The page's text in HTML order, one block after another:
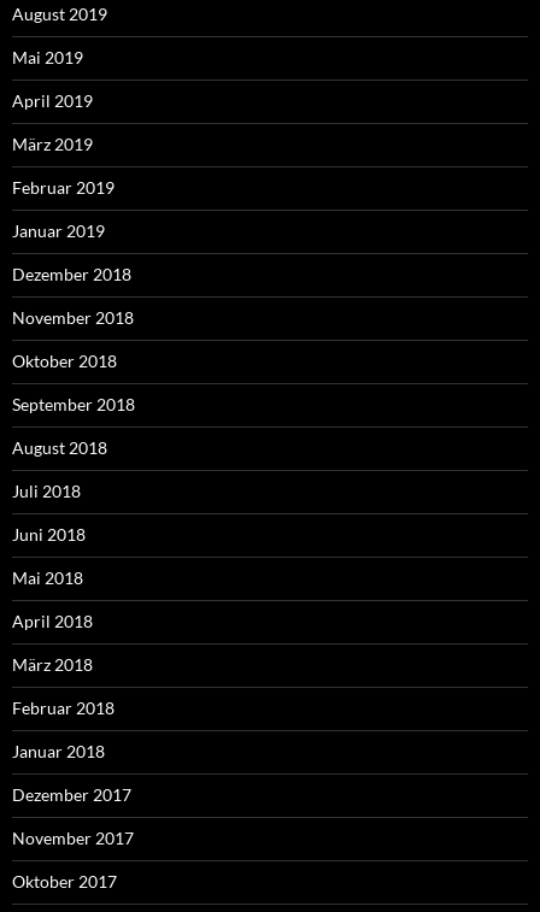
August 2019
Mai 2019
April 2019
März 2019
Februar 2019
Januar 2019
Dezember 2018
November 2018
Oktober 2018
September 2018
August 2018
Juli 2018
Juni 2018
Mai 2018
April 2018
März 2018
Februar 2018
Januar 2018
Dezember 2017
November 2017
Oktober 2017